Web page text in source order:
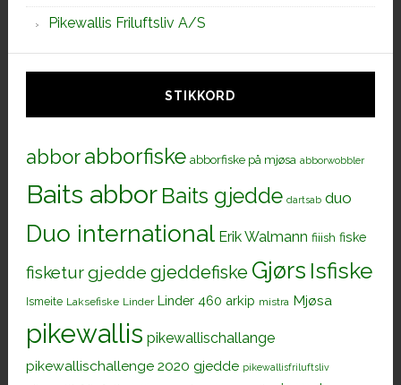
Pikewallis Friluftsliv A/S
STIKKORD
abborabborfiske abborfiske på mjøsa abborwobbler
Baits abbor Baits gjedde dartsab duo
Duo international Erik Walmann fiiish fiske
fisketurgjedde gjeddefiske Gjørs Isfiske
Ismeite Laksefiske Linder Linder 460 arkip mistra Mjøsa
pikewallis pikewallischallange
pikewallischallenge 2020 gjedde pikewallisfriluftsliv